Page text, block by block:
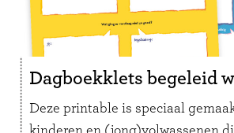
Dagboekklets begeleid
Deze printable is speciaal